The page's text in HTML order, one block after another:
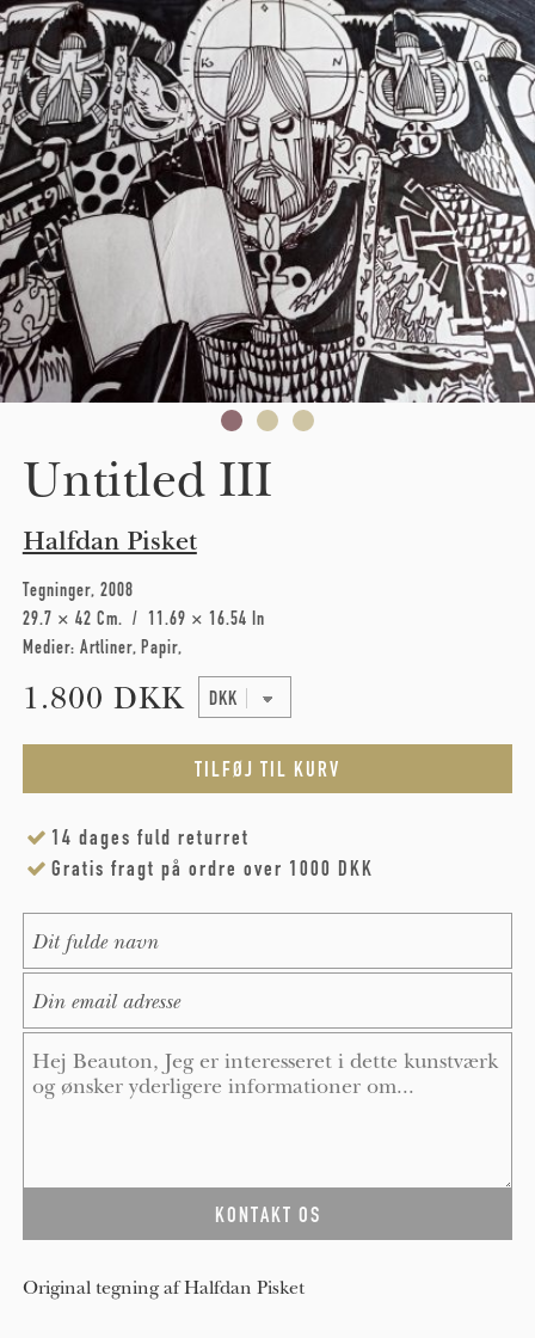
Skip to main content
Untitled III
Halfdan Pisket
Tegninger 2008
29.7 × 42 Cm
11.69 × 16.54 In
Medier: Artliner Papir
1.800 DKK
14 dages fuld returret
Gratis fragt på ordre over 1000 DKK
Original tegning af Halfdan Pisket